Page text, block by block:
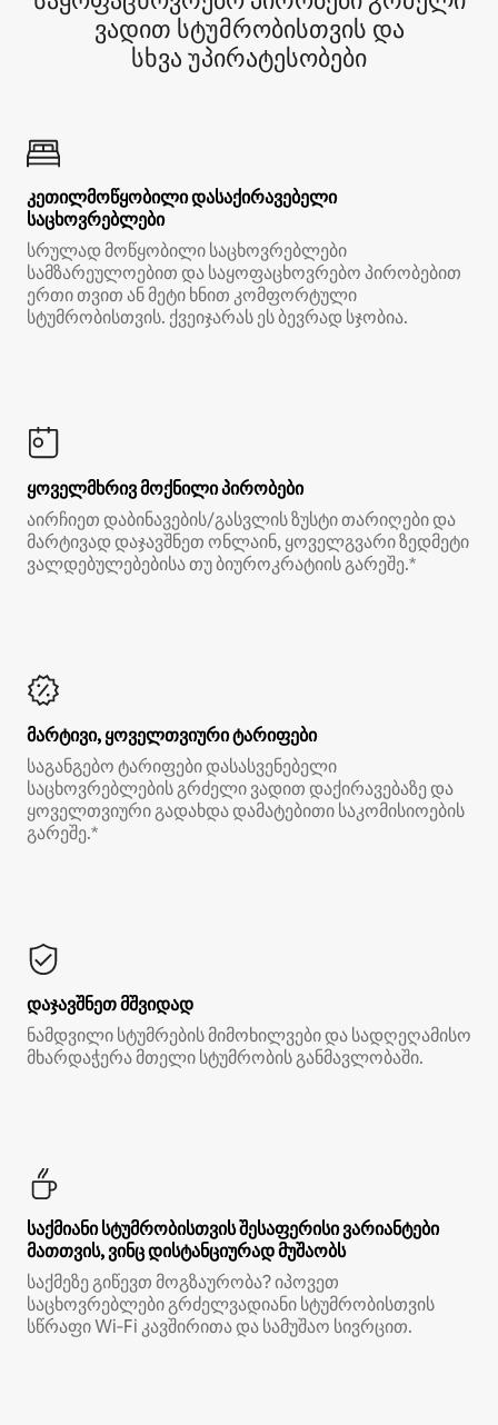
ვადით სტუმრობისთვის და
სხვა უპირატესობები
კეთილმოწყობილი დასაქირავებელი
საცხოვრებლები
სრულად მოწყობილი საცხოვრებლები
სამზარეულოებით და საყოფაცხოვრებო პირობებით
ერთი თვით ან მეტი ხნით კომფორტული
სტუმრობისთვის. ქვეიჯარას ეს ბევრად სჯობია.
ყოველმხრივ მოქნილი პირობები
აირჩიეთ დაბინავების/გასვლის ზუსტი თარიღები და
მარტივად დაჯავშნეთ ონლაინ, ყოველგვარი ზედმეტი
ვალდებულებებისა თუ ბიუროკრატიის გარეშე.*
მარტივი, ყოველთვიური ტარიფები
საგანგებო ტარიფები დასასვენებელი
საცხოვრებლების გრძელი ვადით დაქირავებაზე და
ყოველთვიური გადახდა დამატებითი საკომისიოების
გარეშე.*
დაჯავშნეთ მშვიდად
ნამდვილი სტუმრების მიმოხილვები და სადღეღამისო
მხარდაჭერა მთელი სტუმრობის განმავლობაში.
საქმიანი სტუმრობისთვის შესაფერისი ვარიანტები
მათთვის, ვინც დისტანციურად მუშაობს
საქმეზე გიწევთ მოგზაურობა? იპოვეთ
საცხოვრებლები გრძელვადიანი სტუმრობისთვის
სწრაფი Wi‑Fi კავშირითა და სამუშაო სივრცით.